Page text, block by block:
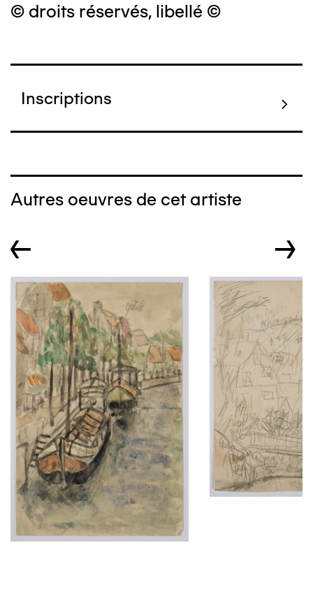
© droits réservés, libellé ©
Inscriptions
Autres oeuvres de cet artiste
← →